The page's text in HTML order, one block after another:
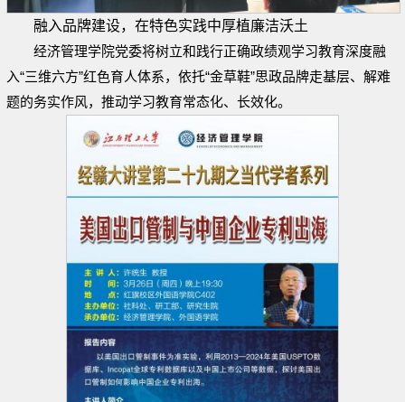
融入品牌建设，在特色实践中厚植廉洁沃土
经济管理学院党委将树立和践行正确政绩观学习教育深度融
入“三维六方”红色育人体系，依托“金草鞋”思政品牌走基层、解难
题的务实作风，推动学习教育常态化、长效化。